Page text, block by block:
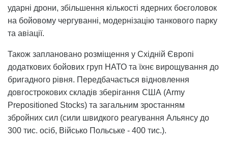
ударні дрони, збільшення кількості ядерних боєголовок
на бойовому чергуванні, модернізацію танкового парку
та авіації.
Також заплановано розміщення у Східній Європі
додаткових бойових груп НАТО та їхнє вирощування до
бригадного рівня. Передбачається відновлення
довгострокових складів зберігання США (Army
Prepositioned Stocks) та загальним зростанням
збройних сил (сили швидкого реагування Альянсу до
300 тис. осіб, Військо Польське - 400 тис.).